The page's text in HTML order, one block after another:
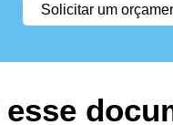
Solicitar um